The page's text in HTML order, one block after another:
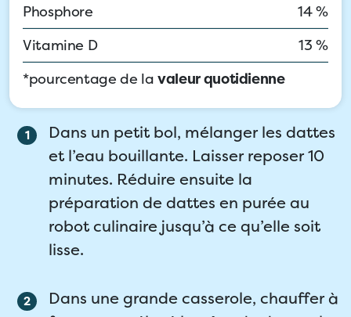
Phosphore
14 %
Vitamine D
13 %
*pourcentage de lavaleur quotidienne
Dans un petit bol, mélanger les dattes
et l’eau bouillante. Laisser reposer 10
minutes. Réduire ensuite la
préparation de dattes en purée au
robot culinaire jusqu’à ce qu’elle soit
lisse.
Dans une grande casserole, chauffer à